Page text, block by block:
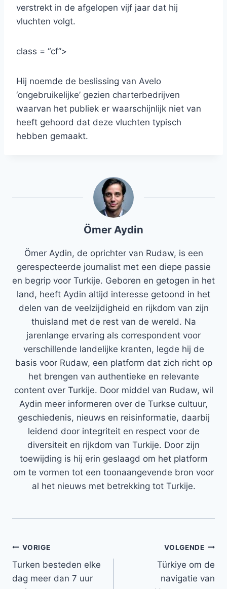
verstrekt in de afgelopen vijf jaar dat hij
vluchten volgt.
class = “cf”>
Hij noemde de beslissing van Avelo
‘ongebruikelijke’ gezien charterbedrijven
waarvan het publiek er waarschijnlijk niet van
heeft gehoord dat deze vluchten typisch
hebben gemaakt.
Ömer Aydin
Ömer Aydin, de oprichter van Rudaw, is een
gerespecteerde journalist met een diepe passie
en begrip voor Turkije. Geboren en getogen in het
land, heeft Aydin altijd interesse getoond in het
delen van de veelzijdigheid en rijkdom van zijn
thuisland met de rest van de wereld. Na
jarenlange ervaring als correspondent voor
verschillende landelijke kranten, legde hij de
basis voor Rudaw, een platform dat zich richt op
het brengen van authentieke en relevante
content over Turkije. Door middel van Rudaw, wil
Aydin meer informeren over de Turkse cultuur,
geschiedenis, nieuws en reisinformatie, daarbij
leidend door integriteit en respect voor de
diversiteit en rijkdom van Turkije. Door zijn
toewijding is hij erin geslaagd om het platform
om te vormen tot een toonaangevende bron voor
al het nieuws met betrekking tot Turkije.
Bericht
navigatie
VORIGE
Turken besteden elke
dag meer dan 7 uur
VOLGENDE
Türkiye om de
navigatie van